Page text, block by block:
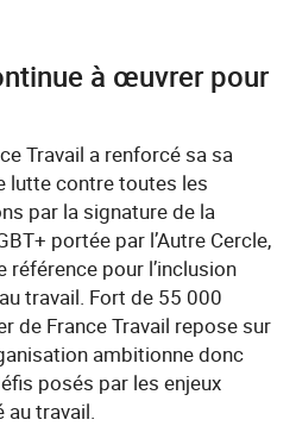
à œuvrer pour
Travail a renforcé sa sa
lutte contre toutes les
par la signature de la
portée par l’Autre Cercle,
pour l’inclusion
travail. Fort de 55 000
de France Travail repose sur
ambitionne donc
posés par les enjeux
au travail.